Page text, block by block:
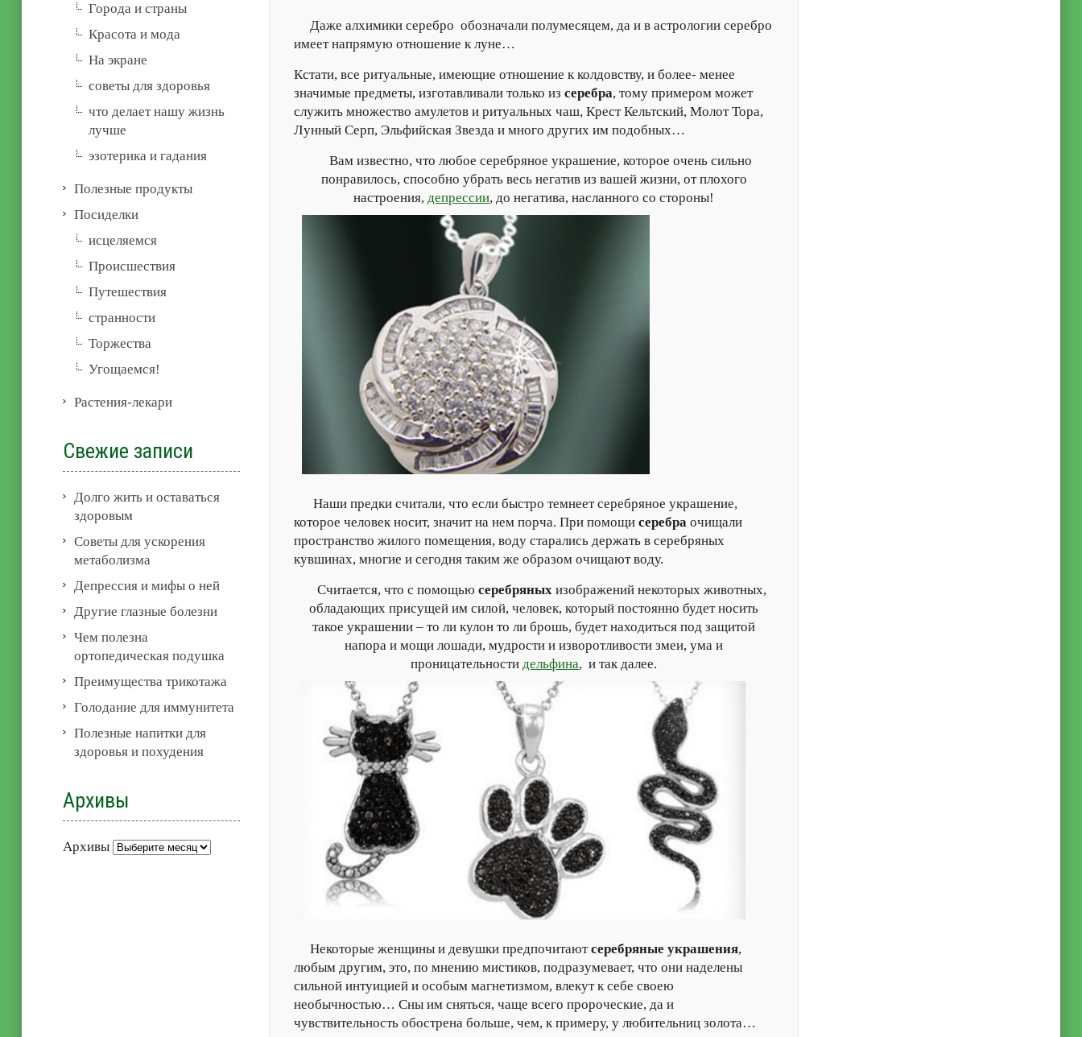
Даже алхимики серебро обозначали полумесяцем, да и в астрологии серебро
имеет напрямую отношение к луне…
Кстати, все ритуальные, имеющие отношение к колдовству, и более- менее
значимые предметы, изготавливали только изсеребра, тому примером может
служить множество амулетов и ритуальных чаш, Крест Кельтский, Молот Тора,
Лунный Серп, Эльфийская Звезда и много других им подобных…
Вам известно, что любое серебряное украшение, которое очень сильно
понравилось, способно убрать весь негатив из вашей жизни, от плохого
настроения,депрессии, до негатива, насланного со стороны!
Наши предки считали, что если быстро темнеет серебряное украшение,
которое человек носит, значит на нем порча. При помощисеребра очищали
пространство жилого помещения, воду старались держать в серебряных
кувшинах, многие и сегодня таким же образом очищают воду.
Считается, что с помощьюсеребряных изображений некоторых животных,
обладающих присущей им силой, человек, который постоянно будет носить
такое украшении – то ли кулон то ли брошь, будет находиться под защитой
напора и мощи лошади, мудрости и изворотливости змеи, ума и
проницательностидельфина, и так далее.
Некоторые женщины и девушки предпочитаютсеребряные украшения,
любым другим, это, по мнению мистиков, подразумевает, что они наделены
сильной интуицией и особым магнетизмом, влекут к себе своею
необычностью… Сны им сняться, чаще всего пророческие, да и
чувствительность обострена больше, чем, к примеру, у любительниц золота…
Города и страны
Красота и мода
На экране
советы для здоровья
что делает нашу жизнь
лучше
эзотерика и гадания
Полезные продукты
Посиделки
иcцеляемся
Происшествия
Путешествия
странности
Торжества
Угощаемся!
Растения-лекари
Свежие записи
Долго жить и оставаться
здоровым
Советы для ускорения
метаболизма
Депрессия и мифы о ней
Другие глазные болезни
Чем полезна
ортопедическая подушка
Преимущества трикотажа
Голодание для иммунитета
Полезные напитки для
здоровья и похудения
Архивы
Архивы